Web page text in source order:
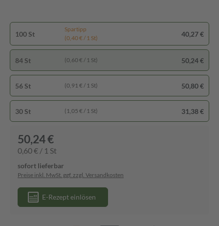
100 St
Spartipp
(0,40 € / 1 St)
40,27 €
84 St (0,60 € / 1 St) 50,24 €
56 St (0,91 € / 1 St) 50,80 €
30 St (1,05 € / 1 St) 31,38 €
50,24 €
0,60 € / 1 St
sofort lieferbar
Preise inkl. MwSt. ggf. zzgl. Versandkosten
E-Rezept einlösen